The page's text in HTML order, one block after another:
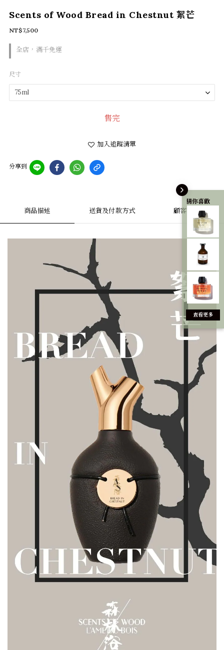
猜你喜歡
Scents of Wood Bread in Chestnut 絮芒
全店，滿千免運
NT$7,500
尺寸
售完
加入追蹤清單
分享到
商品描述 送貨及付款方式 顧客評價